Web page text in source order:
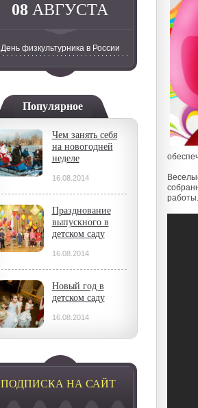
08 АВГУСТА
День физкультурника в России
Популярное
Чем занять себя
на новогодней
неделе
16.08.2014
Празднование
выпускного в
детском саду
16.08.2014
Новый год в
детском саду
16.08.2014
ПОДПИСКА НА САЙТ
работы.